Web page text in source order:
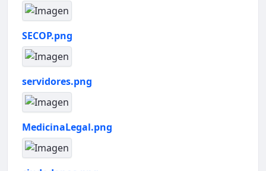
SECOP.png
servidores.png
MedicinaLegal.png